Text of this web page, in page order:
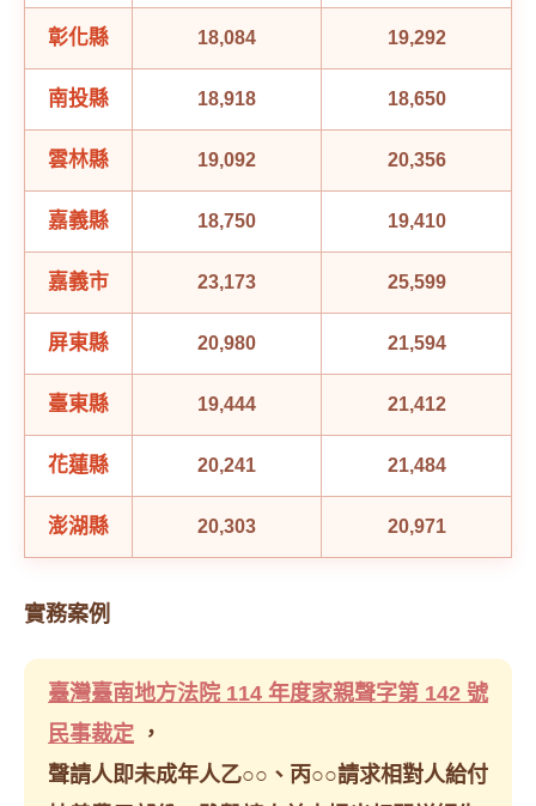
彰化縣 18,084 19,292
南投縣 18,918 18,650
雲林縣 19,092 20,356
嘉義縣 18,750 19,410
嘉義市 23,173 25,599
屏東縣 20,980 21,594
臺東縣 19,444 21,412
花蓮縣 20,241 21,484
澎湖縣 20,303 20,971
實務案例
臺灣臺南地方法院 114 年度家親聲字第 142 號
民事裁定 ，
聲請人即未成年人乙○○、丙○○請求相對人給付